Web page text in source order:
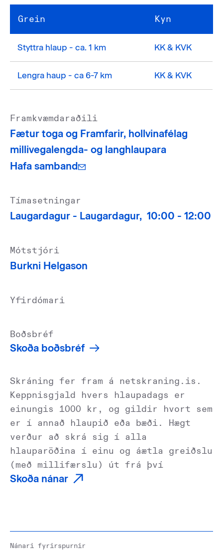
Grein Kyn
Styttra hlaup - ca. 1 km KK & KVK
Lengra haup - ca 6-7 km KK & KVK
Framkvæmdaraðili
Fætur toga og Framfarir, hollvinafélag
millivegalengda- og langhlaupara
Hafa samband
Tímasetningar
Laugardagur - Laugardagur, 10:00 - 12:00
Mótstjóri
Burkni Helgason
Yfirdómari
Boðsbréf
Skoða boðsbréf
Skráning fer fram á netskraning.is.
Keppnisgjald hvers hlaupadags er
einungis 1000 kr, og gildir hvort sem
er í annað hlaupið eða bæði. Hægt
verður að skrá sig í alla
hlauparöðina í einu og áætla greiðslu
(með millifærslu) út frá því
Skoða nánar
Nánari fyrirspurnir